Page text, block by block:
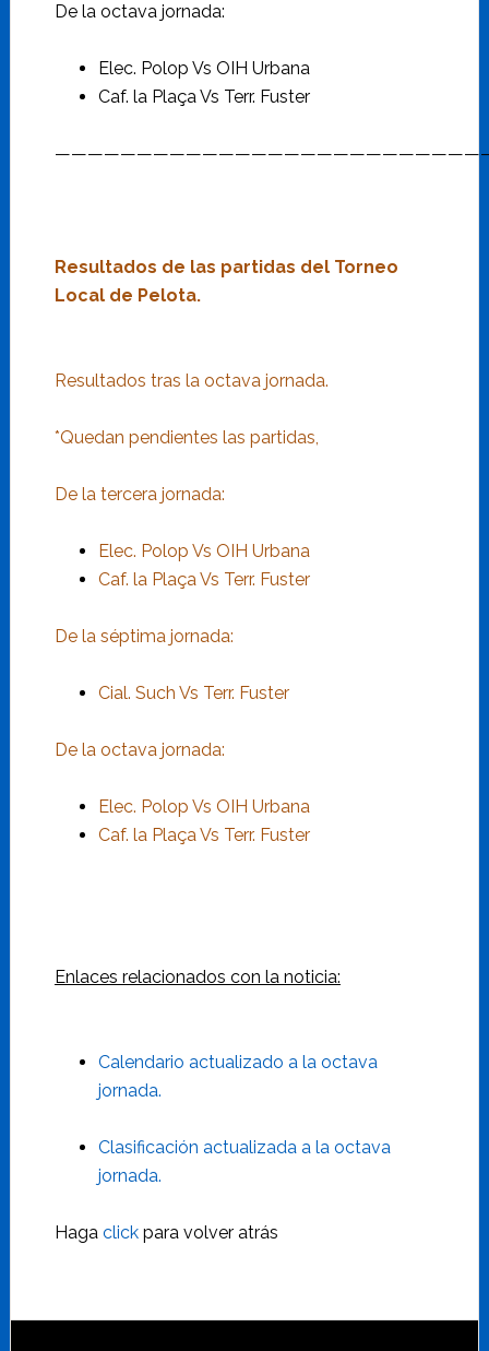
De la octava jornada:
Elec. Polop Vs OIH Urbana
Caf. la Plaça Vs Terr. Fuster
Resultados de las partidas del Torneo
Local de Pelota.
Resultados tras la octava jornada.
*Quedan pendientes las partidas,
De la tercera jornada:
Elec. Polop Vs OIH Urbana
Caf. la Plaça Vs Terr. Fuster
De la séptima jornada:
Cial. Such Vs Terr. Fuster
De la octava jornada:
Elec. Polop Vs OIH Urbana
Caf. la Plaça Vs Terr. Fuster
Enlaces relacionados con la noticia:
Calendario actualizado a la octava
jornada.
Clasificación actualizada a la octava
jornada.
Haga clickpara volver atrás